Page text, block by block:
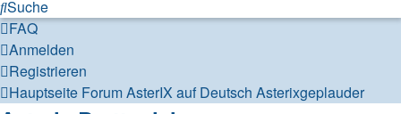
Suche
FAQ
Anmelden
Registrieren
Hauptseite ForumAsterIX auf Deutsch Asterixgeplauder